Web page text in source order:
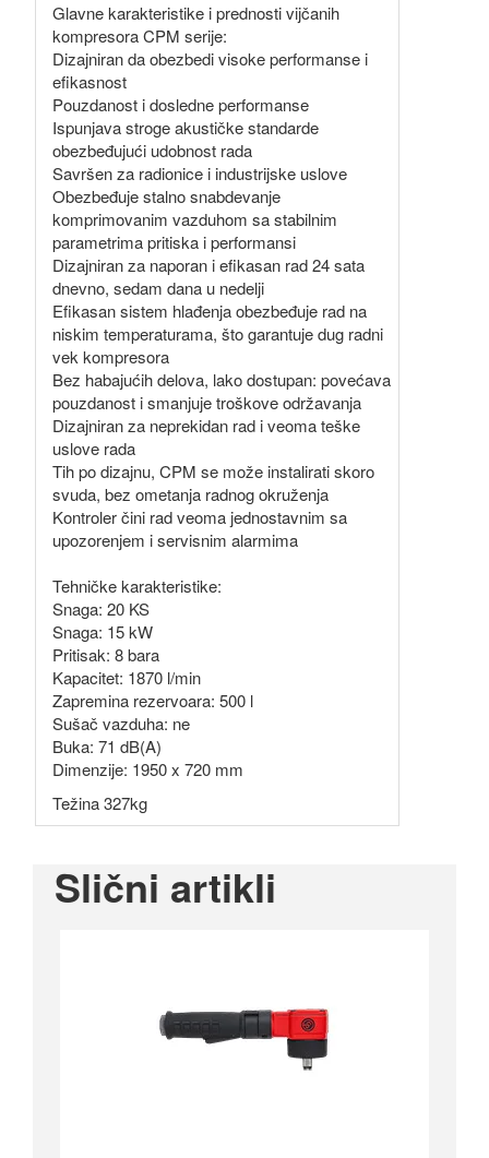
Glavne karakteristike i prednosti vijčanih
kompresora CPM serije:
Dizajniran da obezbedi visoke performanse i
efikasnost
Pouzdanost i dosledne performanse
Ispunjava stroge akustičke standarde
obezbeđujući udobnost rada
Savršen za radionice i industrijske uslove
Obezbeđuje stalno snabdevanje
komprimovanim vazduhom sa stabilnim
parametrima pritiska i performansi
Dizajniran za naporan i efikasan rad 24 sata
dnevno, sedam dana u nedelji
Efikasan sistem hlađenja obezbeđuje rad na
niskim temperaturama, što garantuje dug radni
vek kompresora
Bez habajućih delova, lako dostupan: povećava
pouzdanost i smanjuje troškove održavanja
Dizajniran za neprekidan rad i veoma teške
uslove rada
Tih po dizajnu, CPM se može instalirati skoro
svuda, bez ometanja radnog okruženja
Kontroler čini rad veoma jednostavnim sa
upozorenjem i servisnim alarmima
Tehničke karakteristike:
Snaga: 20 KS
Snaga: 15 kW
Pritisak: 8 bara
Kapacitet: 1870 l/min
Zapremina rezervoara: 500 l
Sušač vazduha: ne
Buka: 71 dB(A)
Dimenzije: 1950 x 720 mm
Težina 327kg
Slični artikli